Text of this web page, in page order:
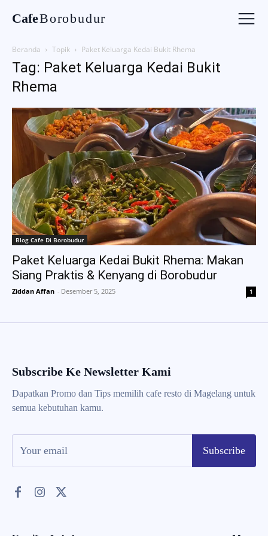
CafeBorobudur
Beranda Topik Paket Keluarga Kedai Bukit Rhema
Tag: Paket Keluarga Kedai Bukit
Rhema
Blog Cafe Di Borobudur
Paket Keluarga Kedai Bukit Rhema: Makan
Siang Praktis & Kenyang di Borobudur
Ziddan Affan - Desember 5, 2025 1
Subscribe Ke Newsletter Kami
Dapatkan Promo dan Tips memilih cafe resto di Magelang untuk
semua kebutuhan kamu.
Subscribe